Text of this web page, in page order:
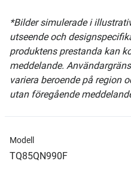
*Bilder simulerade i
utseende och
produktens prestanda kan
meddelande.
variera beroende på region
utan föregående
Modell
TQ85QN990F